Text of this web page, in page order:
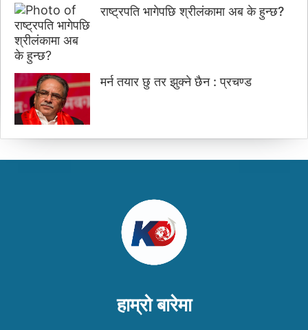
राष्ट्रपति भागेपछि श्रीलंकामा अब के हुन्छ?
मर्न तयार छु तर झुक्ने छैन : प्रचण्ड
हाम्रो बारेमा